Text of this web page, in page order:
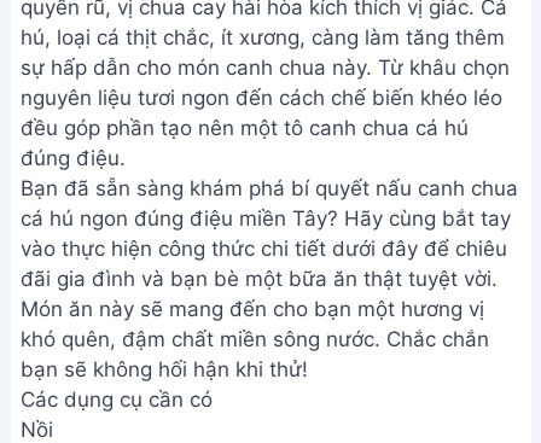
quyến rũ, vị chua cay hài hòa kích thích vị giác. Cá
hú, loại cá thịt chắc, ít xương, càng làm tăng thêm
sự hấp dẫn cho món canh chua này. Từ khâu chọn
nguyên liệu tươi ngon đến cách chế biến khéo léo
đều góp phần tạo nên một tô canh chua cá hú
đúng điệu.
Bạn đã sẵn sàng khám phá bí quyết nấu canh chua
cá hú ngon đúng điệu miền Tây? Hãy cùng bắt tay
vào thực hiện công thức chi tiết dưới đây để chiêu
đãi gia đình và bạn bè một bữa ăn thật tuyệt vời.
Món ăn này sẽ mang đến cho bạn một hương vị
khó quên, đậm chất miền sông nước. Chắc chắn
bạn sẽ không hối hận khi thử!
Các dụng cụ cần có
Nồi